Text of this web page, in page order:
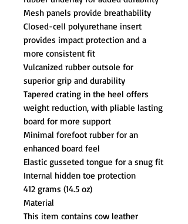
Mesh panels provide breathability
Closed-cell polyurethane insert
provides impact protection and a
more consistent fit
Vulcanized rubber outsole for
superior grip and durability
Tapered crating in the heel offers
weight reduction, with pliable lasting
board for more support
Minimal forefoot rubber for an
enhanced board feel
Elastic gusseted tongue for a snug fit
Internal hidden toe protection
412 grams (14.5 oz)
Material
This item contains cow leather